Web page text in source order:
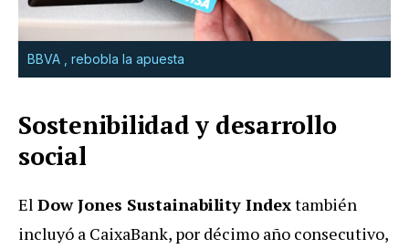
BBVA , rebobla la apuesta
Sostenibilidad y desarrollo
social
El Dow Jones Sustainability Indextambién
incluyó a CaixaBank, por décimo año consecutivo,